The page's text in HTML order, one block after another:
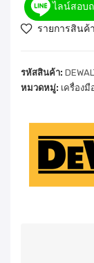
ไลน์สอบ
รายการสินค้
รหัสสินค้า:
หมวดหมู่: เครื่อง